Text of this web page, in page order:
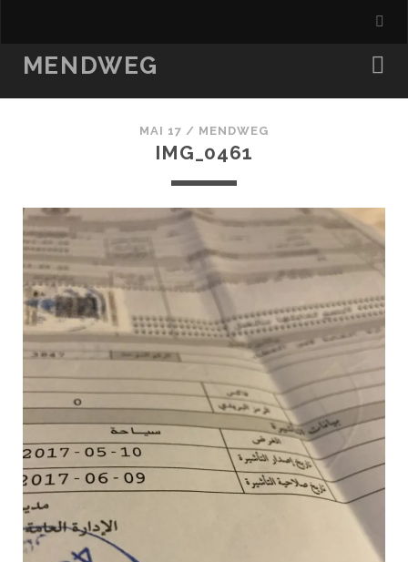
MENDWEG
MAI 17 / MENDWEG
IMG_0461